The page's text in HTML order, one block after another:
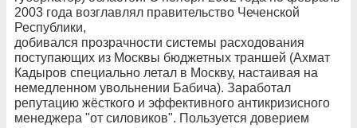
2003 года возглавлял правительство Чеченской
Республики,
добивался прозрачности системы расходования
поступающих из Москвы бюджетных траншей (Ахмат
Кадыров специально летал в Москву, настаивая на
немедленном увольнении Бабича). Заработал
репутацию жёсткого и эффективного антикризисного
менеджера "от силовиков". Пользуется доверием